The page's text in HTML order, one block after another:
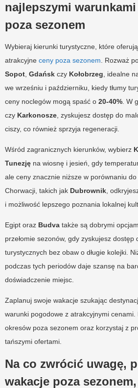
najlepszymi
poza sezonem
Wybieraj kierunki turystyczne, które
atrakcyjne ceny poza sezonem . Rozważ
Sopot Gdańsk czy Kołobrzeg , idealne
we wrześniu i październiku, kiedy tłumy
ceny noclegów mogą spaść o 20-40% . W
czy Karkonosze , zyskujesz dostęp do
ciszy, co również sprzyja regeneracji.
Wśród zagranicznych kierunków, wybierz
Tunezję na wiosnę i jesień, gdy
ale ceny znacznie niższe w porównaniu
Chorwacji, takich jak Dubrownik ,
i możliwość lepszego poznania lokalnej
Egipt oraz Budva także są dobrymi
przełomie sezonów, gdy zyskujesz dostęp
turystycznych bez obaw o długie kolejki.
podczas tych periodów daje szansę na
doświadczenie miejsc.
Zaplanuj swoje wakacje szukając
warunki pogodowe z atrakcyjnymi
okresów poza sezonem oraz korzystaj z
tańszymi ofertami.
Na co zwrócić uwagę,
wakacje poza